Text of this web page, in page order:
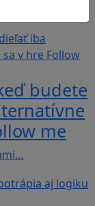
a…
budete
me